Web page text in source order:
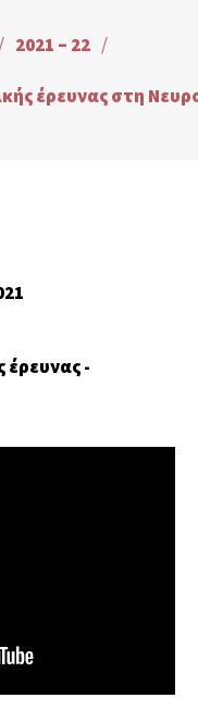
2021 – 22 /
έρευνας στη
έρευνας -